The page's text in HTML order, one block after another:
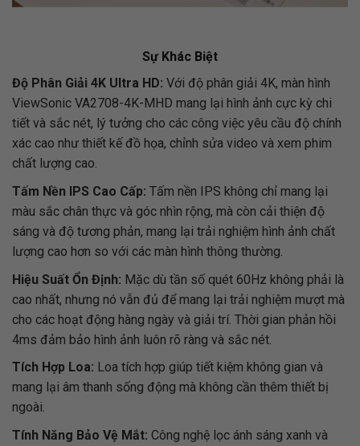
Sự Khác Biệt
Độ Phân Giải 4K Ultra HD: Với độ phân giải 4K, màn hình
ViewSonic VA2708-4K-MHD mang lại hình ảnh cực kỳ chi
tiết và sắc nét, lý tưởng cho các công việc yêu cầu độ chính
xác cao như thiết kế đồ họa, chỉnh sửa video và xem phim
chất lượng cao.
Tấm Nền IPS Cao Cấp: Tấm nền IPS không chỉ mang lại
màu sắc chân thực và góc nhìn rộng, mà còn cải thiện độ
sáng và độ tương phản, mang lại trải nghiệm hình ảnh chất
lượng cao hơn so với các màn hình thông thường.
Hiệu Suất Ổn Định: Mặc dù tần số quét 60Hz không phải là
cao nhất, nhưng nó vẫn đủ để mang lại trải nghiệm mượt mà
cho các hoạt động hàng ngày và giải trí. Thời gian phản hồi
4ms đảm bảo hình ảnh luôn rõ ràng và sắc nét.
Tích Hợp Loa: Loa tích hợp giúp tiết kiệm không gian và
mang lại âm thanh sống động mà không cần thêm thiết bị
ngoài.
Tính Năng Bảo Vệ Mắt: Công nghệ lọc ánh sáng xanh và